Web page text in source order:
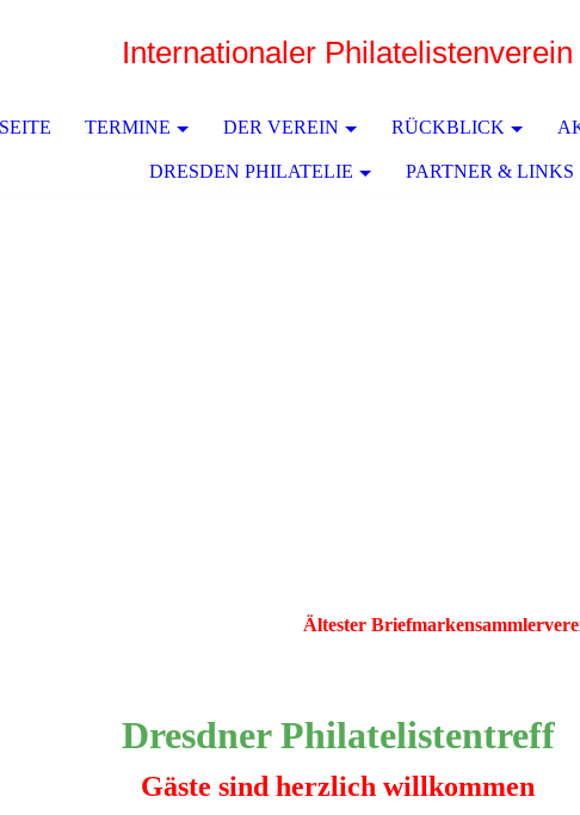
Internationaler
TERMINE DER VEREIN RÜCKBLICK
DRESDEN PHILATELIE PARTNER & LINKS
Ältester
Dresdner Philatelistentreff
Gäste sind herzlich willkommen